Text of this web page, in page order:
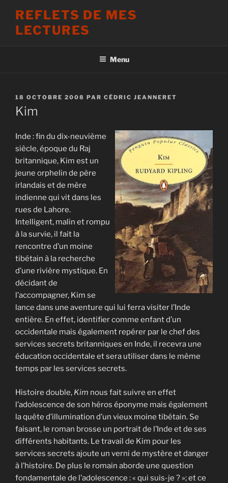
contenu
REFLETS DE MES
LECTURES
Menu
PUBLIÉ
LE
18 OCTOBRE 2008 PAR CÉDRIC JEANNERET
Kim
Inde : fin du dix-neuvième
siècle, époque du Raj
britannique, Kim est un
jeune orphelin de père
irlandais et de mère
indienne qui vit dans les
rues de Lahore.
Intelligent, malin et rompu
à la survie, il fait la
rencontre d’un moine
tibétain à la recherche
d’une rivière mystique. En
décidant de
l’accompagner, Kim se
lance dans une aventure qui lui ferra visiter l’Inde
entière. En effet, identifier comme enfant d’un
occidentale mais également repérer par le chef des
services secrets britanniques en Inde, il recevra une
éducation occidentale et sera utiliser dans le même
temps par les services secrets.
Histoire double, Kim nous fait suivre en effet
l’adolescence de son héros éponyme mais également
la quête d’illumination d’un vieux moine tibétain. Se
faisant, le roman brosse un portrait de l’Inde et de ses
différents habitants. Le travail de Kim pour les
services secrets ajoute un verni de mystère et danger
à l’histoire. De plus le romain aborde une question
fondamentale de l’adolescence : « qui suis-je ? »; et ce